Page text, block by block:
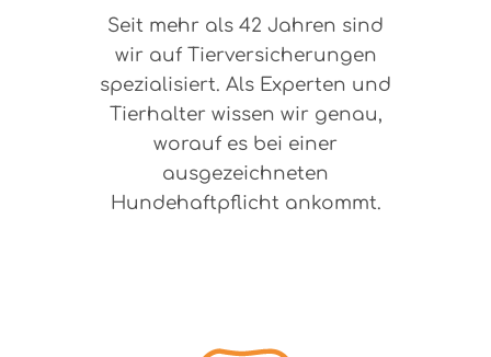
Seit mehr als 42 Jahren sind
wir auf Tierversicherungen
spezialisiert. Als Experten und
Tierhalter wissen wir genau,
worauf es bei einer
ausgezeichneten
Hundehaftpflicht ankommt.